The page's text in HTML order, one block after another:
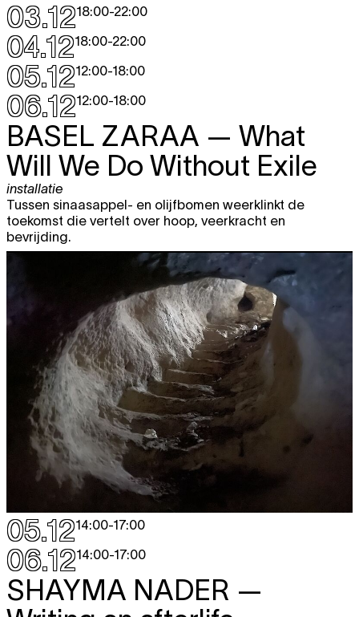
03.1218:00-22:00
04.1218:00-22:00
05.1212:00-18:00
06.1212:00-18:00
BASEL ZARAA — What
Will We Do Without Exile
installatie
Tussen sinaasappel- en olijfbomen weerklinkt de
toekomst die vertelt over hoop, veerkracht en
bevrijding.
05.1214:00-17:00
06.1214:00-17:00
SHAYMA NADER —